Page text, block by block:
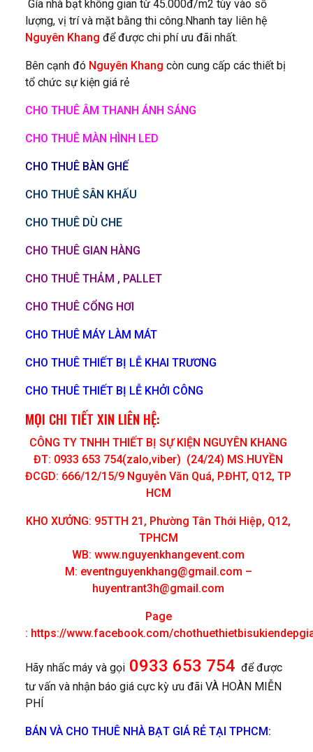
Gía nhà bạt không gian từ 45.000đ/m2 tùy vào số
lượng, vị trí và mặt bằng thi công.Nhanh tay liên hệ
Nguyên Khang để được chi phí ưu đãi nhất.
Bên cạnh đó Nguyên Khang còn cung cấp các thiết bị
tổ chức sự kiện giá rẻ
CHO THUÊ ÂM THANH ÁNH SÁNG
CHO THUÊ MÀN HÌNH LED
CHO THUÊ BÀN GHẾ
CHO THUÊ SÂN KHẤU
CHO THUÊ DÙ CHE
CHO THUÊ GIAN HÀNG
CHO THUÊ THẢM , PALLET
CHO THUÊ CỔNG HƠI
CHO THUÊ MÁY LÀM MÁT
CHO THUÊ THIẾT BỊ LỄ KHAI TRƯƠNG
CHO THUÊ THIẾT BỊ LỄ KHỞI CÔNG
MỌI CHI TIẾT XIN LIÊN HỆ:
CÔNG TY TNHH THIẾT BỊ SỰ KIỆN NGUYÊN KHANG
ĐT: 0933 653 754(zalo,viber) (24/24) MS.HUYỀN
ĐCGD: 666/12/15/9 Nguyễn Văn Quá, P.ĐHT, Q12, TP
HCM
KHO XƯỞNG: 95TTH 21, Phường Tân Thới Hiệp, Q12,
TPHCM
WB: www.nguyenkhangevent.com
M: eventnguyenkhang@gmail.com –
huyentrant3h@gmail.com
Page
: https://www.facebook.com/
Hãy nhấc máy và gọi 0933 653 754 để được
tư vấn và nhận báo giá cực kỳ ưu đãi VÀ HOÀN MIỄN
PHÍ
BÁN VÀ CHO THUÊ NHÀ BẠT GIÁ RẺ TẠI TPHCM: